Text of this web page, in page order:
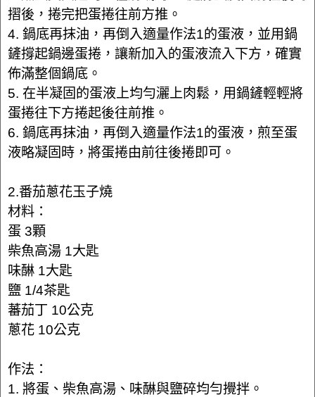
摺後，捲完把蛋捲往前方推。
4. 鍋底再抹油，再倒入適量作法1的蛋液，並用鍋
鏟撐起鍋邊蛋捲，讓新加入的蛋液流入下方，確實
佈滿整個鍋底。
5. 在半凝固的蛋液上均勻灑上肉鬆，用鍋鏟輕輕將
蛋捲往下方捲起後往前推。
6. 鍋底再抹油，再倒入適量作法1的蛋液，煎至蛋
液略凝固時，將蛋捲由前往後捲即可。
2.番茄蔥花玉子燒
材料：
蛋 3顆
柴魚高湯 1大匙
味醂 1大匙
鹽 1/4茶匙
蕃茄丁 10公克
蔥花 10公克
作法：
1. 將蛋、柴魚高湯、味醂與鹽碎均勻攪拌。